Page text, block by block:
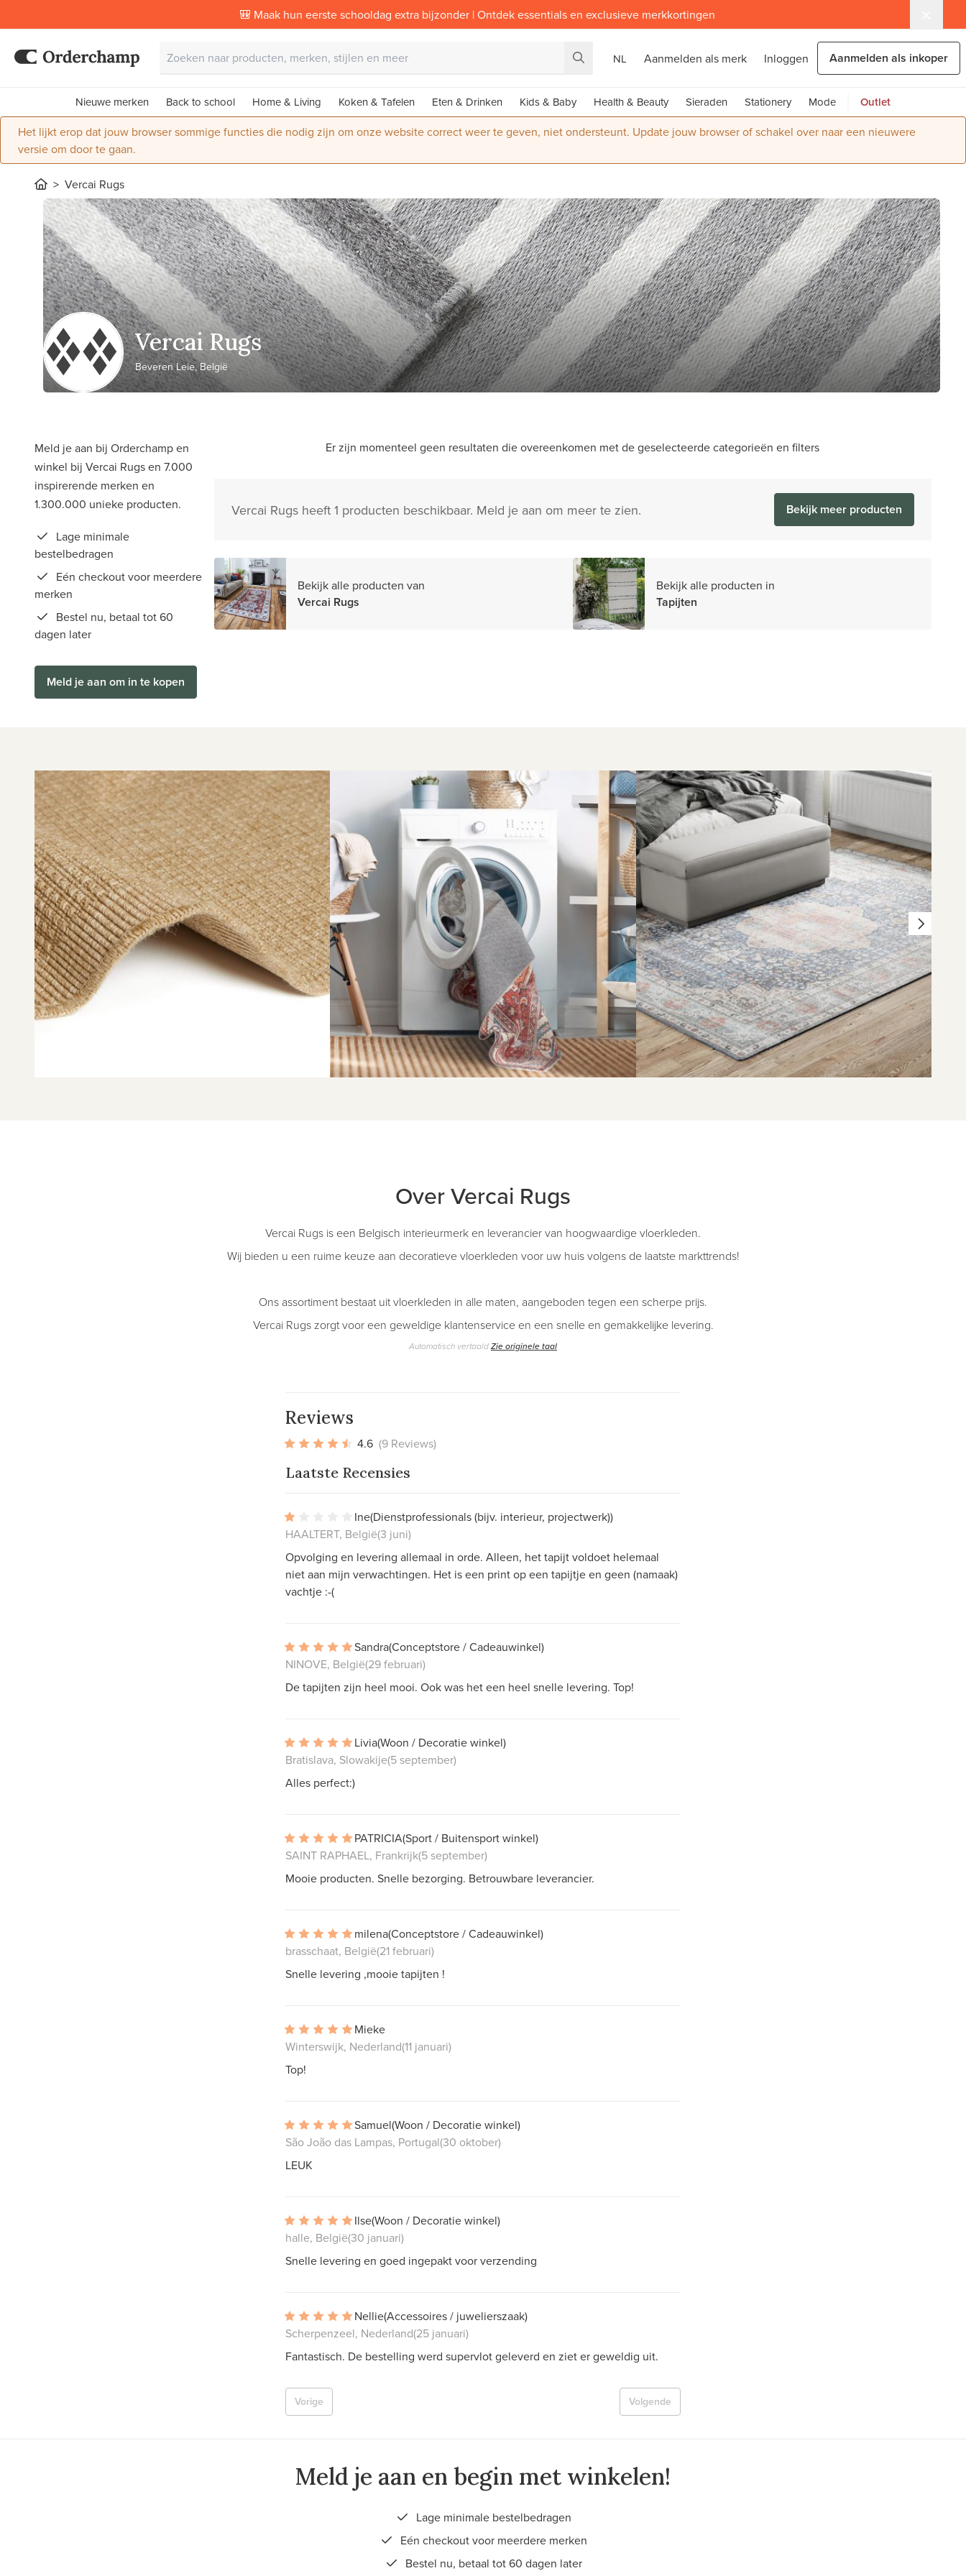
🎒 Maak hun eerste schooldag extra bijzonder | Ontdek essentials en exclusieve merkkortingen
NL Aanmelden als merk Inloggen Aanmelden als inkoper
Nieuwe merken Back to school Home & Living Koken & Tafelen Eten & Drinken Kids & Baby Health & Beauty Sieraden Stationery Mode Outlet
Het lijkt erop dat jouw browser sommige functies die nodig zijn om onze website correct weer te geven, niet ondersteunt. Update jouw browser of schakel over naar een nieuwere
versie om door te gaan.
Vercai Rugs
Vercai Rugs
Beveren Leie, België
Meld je aan bij Orderchamp en
winkel bij Vercai Rugs en 7.000
inspirerende merken en
1.300.000 unieke producten.
Lage minimale
bestelbedragen
Eén checkout voor meerdere
merken
Bestel nu, betaal tot 60
dagen later
Meld je aan om in te kopen
Er zijn momenteel geen resultaten die overeenkomen met de geselecteerde categorieën en filters
Vercai Rugs heeft 1 producten beschikbaar. Meld je aan om meer te zien. Bekijk meer producten
Bekijk alle producten van
Vercai Rugs
Bekijk alle producten in
Tapijten
Over Vercai Rugs
Vercai Rugs is een Belgisch interieurmerk en leverancier van hoogwaardige vloerkleden.
Wij bieden u een ruime keuze aan decoratieve vloerkleden voor uw huis volgens de laatste markttrends!
Ons assortiment bestaat uit vloerkleden in alle maten, aangeboden tegen een scherpe prijs.
Vercai Rugs zorgt voor een geweldige klantenservice en een snelle en gemakkelijke levering.
Automatisch vertaaldZie originele taal
Reviews
4.6 (9 Reviews)
Laatste Recensies
Ine(Dienstprofessionals (bijv. interieur, projectwerk))
HAALTERT, België(3 juni)
Opvolging en levering allemaal in orde. Alleen, het tapijt voldoet helemaal
niet aan mijn verwachtingen. Het is een print op een tapijtje en geen (namaak)
vachtje :-(
Sandra(Conceptstore / Cadeauwinkel)
NINOVE, België(29 februari)
De tapijten zijn heel mooi. Ook was het een heel snelle levering. Top!
Livia(Woon / Decoratie winkel)
Bratislava, Slowakije(5 september)
Alles perfect:)
PATRICIA(Sport / Buitensport winkel)
SAINT RAPHAEL, Frankrijk(5 september)
Mooie producten. Snelle bezorging. Betrouwbare leverancier.
milena(Conceptstore / Cadeauwinkel)
brasschaat, België(21 februari)
Snelle levering ,mooie tapijten !
Mieke
Winterswijk, Nederland(11 januari)
Top!
Samuel(Woon / Decoratie winkel)
São João das Lampas, Portugal(30 oktober)
LEUK
Ilse(Woon / Decoratie winkel)
halle, België(30 januari)
Snelle levering en goed ingepakt voor verzending
Nellie(Accessoires / juwelierszaak)
Scherpenzeel, Nederland(25 januari)
Fantastisch. De bestelling werd supervlot geleverd en ziet er geweldig uit.
Volgende
Vorige
Meld je aan en begin met winkelen!
Lage minimale bestelbedragen
Eén checkout voor meerdere merken
Bestel nu, betaal tot 60 dagen later